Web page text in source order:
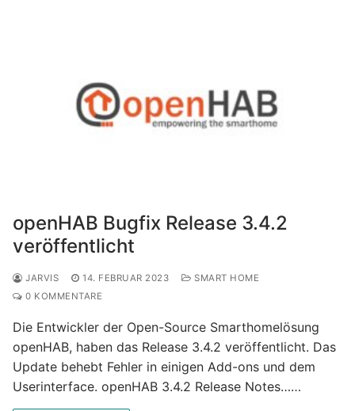
openHAB Bugfix Release 3.4.2
veröffentlicht
JARVIS 14. FEBRUAR 2023
SMART HOME
0 KOMMENTARE
Die Entwickler der Open-Source Smarthomelösung
openHAB, haben das Release 3.4.2 veröffentlicht. Das
Update behebt Fehler in einigen Add-ons und dem
Userinterface. openHAB 3.4.2 Release Notes……